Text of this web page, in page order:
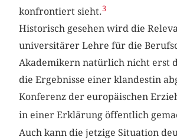
konfrontiert sieht.3
Historisch gesehen wird die
universitärer Lehre für die
Akademikern natürlich nicht erst
die Ergebnisse einer klandestin
Konferenz der europäischen
in einer Erklärung öffentlich
Auch kann die jetzige Situation